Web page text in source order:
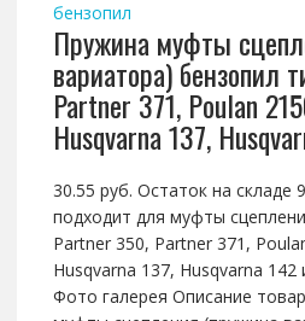
бензопил
Пружина муфты
вариатора) бензопил
Partner 371, Poulan
Husqvarna 137,
30.55 руб. Остаток на складе
подходит для муфты
Partner 350, Partner 371,
Husqvarna 137, Husqvarna 142
Фото галерея Описание